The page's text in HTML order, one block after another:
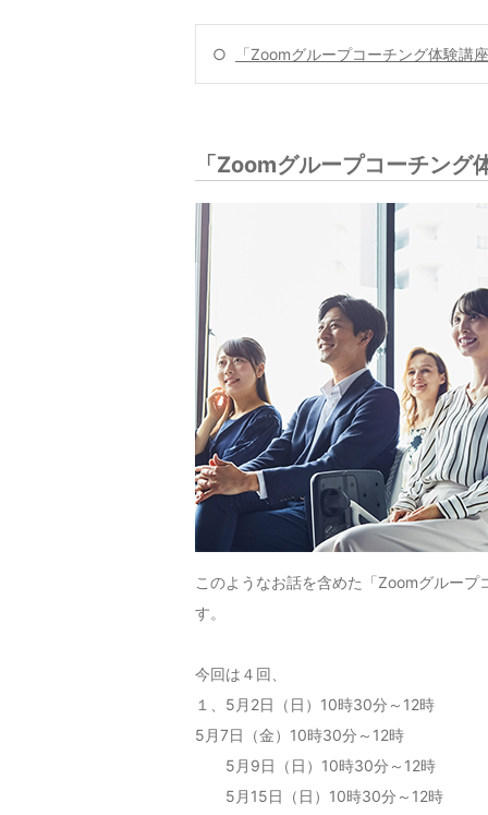
○ 「Zoomグループコーチング体験講
「Zoomグループコーチング
このようなお話を含めた「Zoomグルー
す。
今回は４回、
１、5月2日（日）10時30分～12時
5月7日（金）10時30分～12時
5月9日（日）10時30分～12時
5月15日（日）10時30分～12時